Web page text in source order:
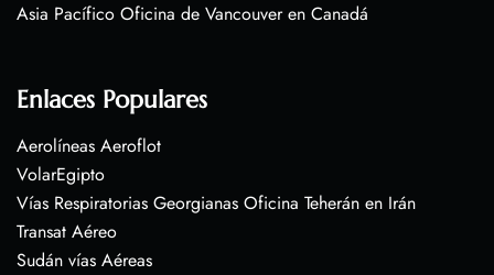
Asia Pacífico Oficina de Vancouver en Canadá
Enlaces Populares
Aerolíneas Aeroflot
VolarEgipto
Vías Respiratorias Georgianas Oficina Teherán en Irán
Transat Aéreo
Sudán vías Aéreas